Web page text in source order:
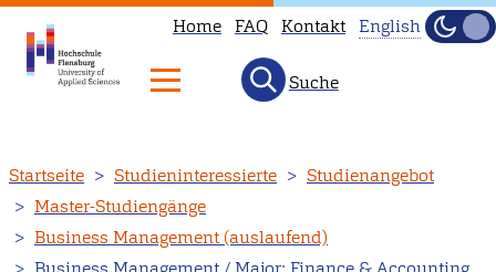
zum
Inhalt
Home FAQ Kontakt
not
English
Hell
Suche
Startseite Studieninteressierte
Studienangebot
Master-Studiengänge
Business Management (auslaufend)